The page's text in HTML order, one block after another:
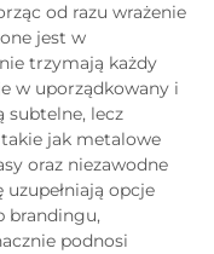
od razu wrażenie
jest w
trzymają każdy
w uporządkowany i
subtelne, lecz
jak metalowe
oraz niezawodne
opcje
brandingu,
podnosi